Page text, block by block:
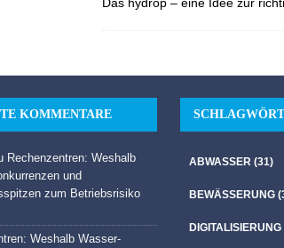
KOMMENTARE
Rechenzentren: Weshalb
und
zum Betriebsrisiko
Weshalb Wasser-
ABWASSER (31)
BEWÄSSERUNG
DIGITALISIERUNG